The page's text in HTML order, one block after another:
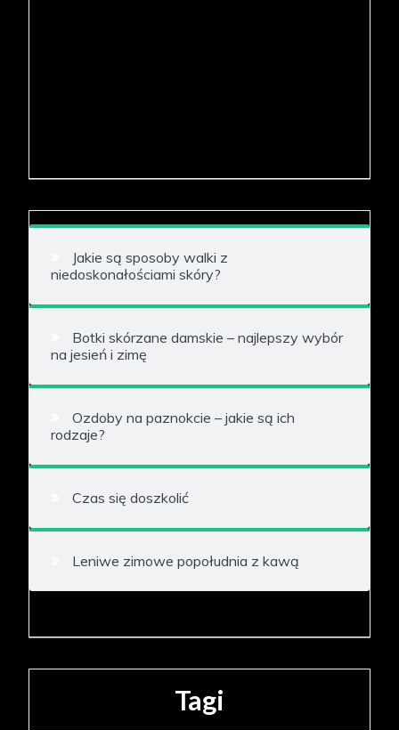
Jakie są sposoby walki z
niedoskonałościami skóry?
Botki skórzane damskie – najlepszy wybór
na jesień i zimę
Ozdoby na paznokcie – jakie są ich
rodzaje?
Czas się doszkolić
Leniwe zimowe popołudnia z kawą
Tagi